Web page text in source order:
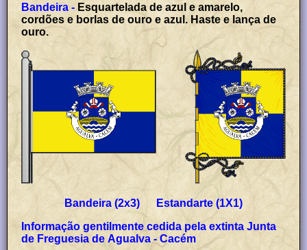
Bandeira - Esquartelada de azul e amarelo,
cordões e borlas de ouro e azul. Haste e lança de
ouro.
Bandeira (2x3) Estandarte (1X1)
Informação gentilmente cedida pela extinta Junta
de Freguesia de Agualva - Cacém